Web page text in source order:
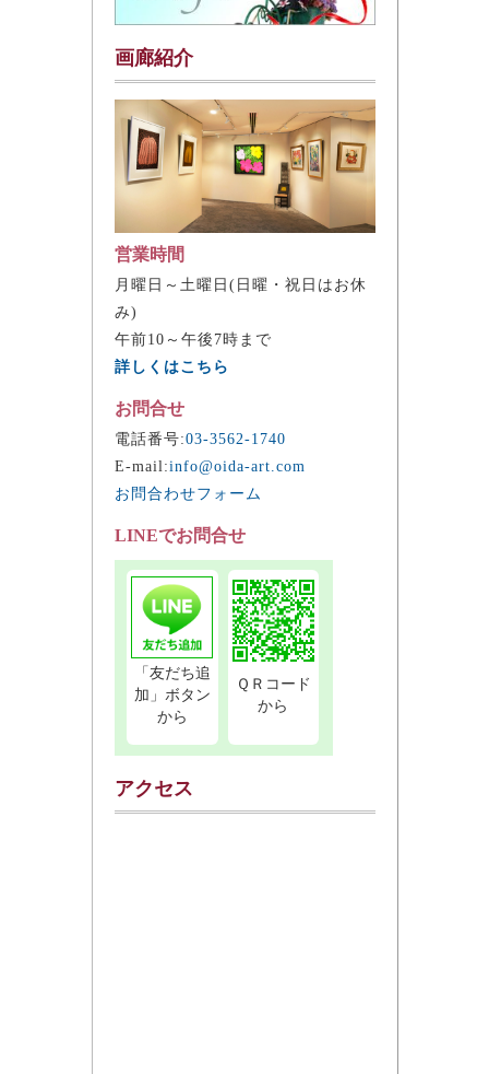
画廊紹介
営業時間
月曜日～土曜日(日曜・祝日はお休
み)
午前10～午後7時まで
詳しくはこちら
お問合せ
電話番号:03-3562-1740
E-mail:info@oida-art.com
お問合わせフォーム
LINEでお問合せ
「友だち追
加」ボタン
から
ＱＲコード
から
アクセス